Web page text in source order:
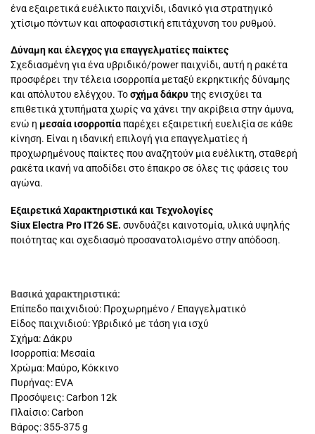
ένα εξαιρετικά ευέλικτο παιχνίδι, ιδανικό για στρατηγικό
χτίσιμο πόντων και αποφασιστική επιτάχυνση του ρυθμού.
Δύναμη και έλεγχος για επαγγελματίες παίκτες
Σχεδιασμένη για ένα υβριδικό/power παιχνίδι, αυτή η ρακέτα
προσφέρει την τέλεια ισορροπία μεταξύ εκρηκτικής δύναμης
και απόλυτου ελέγχου. Τοσχήμα δάκρυ της ενισχύει τα
επιθετικά χτυπήματα χωρίς να χάνει την ακρίβεια στην άμυνα,
ενώ η μεσαία ισορροπίαπαρέχει εξαιρετική ευελιξία σε κάθε
κίνηση. Είναι η ιδανική επιλογή για επαγγελματίες ή
προχωρημένους παίκτες που αναζητούν μια ευέλικτη, σταθερή
ρακέτα ικανή να αποδίδει στο έπακρο σε όλες τις φάσεις του
αγώνα.
Εξαιρετικά Χαρακτηριστικά και Τεχνολογίες
Siux Electra Pro IT26 SE. συνδυάζει καινοτομία, υλικά υψηλής
ποιότητας και σχεδιασμό προσανατολισμένο στην απόδοση.
Βασικά χαρακτηριστικά:
Επίπεδο παιχνιδιού: Προχωρημένο / Επαγγελματικό
Είδος παιχνιδιού: Υβριδικό με τάση για ισχύ
Σχήμα: Δάκρυ
Ισορροπία: Μεσαία
Χρώμα: Μαύρο, Κόκκινο
Πυρήνας: EVA
Προσόψεις: Carbon 12k
Πλαίσιο: Carbon
Βάρος: 355-375 g